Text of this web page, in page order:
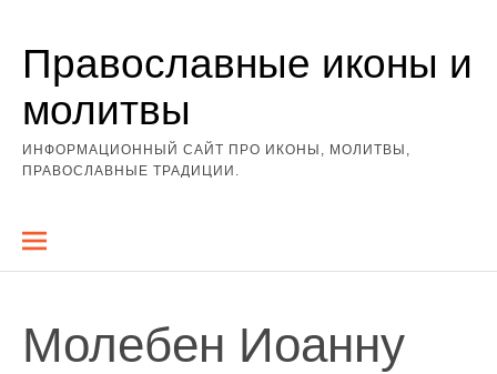
содержимому
Православные иконы и
молитвы
ИНФОРМАЦИОННЫЙ САЙТ ПРО ИКОНЫ, МОЛИТВЫ,
ПРАВОСЛАВНЫЕ ТРАДИЦИИ.
Молебен Иоанну